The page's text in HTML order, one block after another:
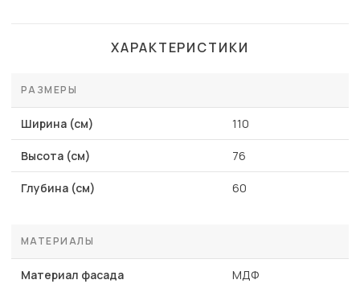
ХАРАКТЕРИСТИКИ
РАЗМЕРЫ
Ширина (см) 110
Высота (см) 76
Глубина (см) 60
МАТЕРИАЛЫ
Материал фасада МДФ